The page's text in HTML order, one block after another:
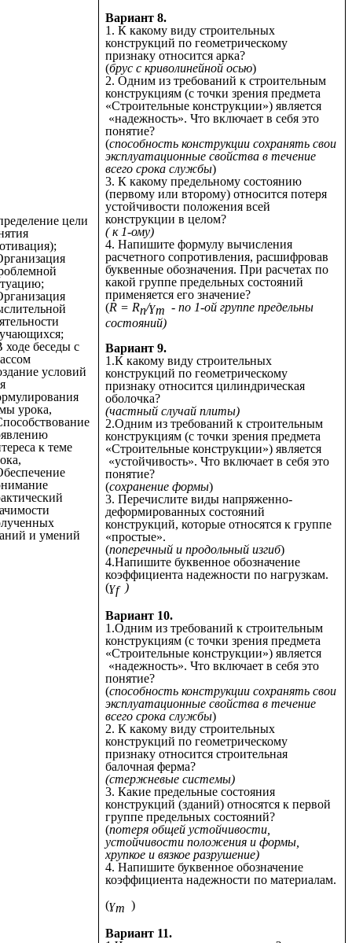
Вариант 8.
1. К какому виду строительных
конструкций по геометрическому
признаку относится арка?
(брус с криволинейной осью)
2. Одним из требований к строительным
конструкциям (с точки зрения предмета
«Строительные конструкции») является
«надежность». Что включает в себя это
понятие?
(способность конструкции сохранять свои
эксплуатационные свойства в течение
всего срока службы)
3. К какому предельному состоянию
(первому или второму) относится потеря
устойчивости положения всей
конструкции в целом?
( к 1-ому)
4. Напишите формулу вычисления
расчетного сопротивления, расшифровав
буквенные обозначения. При расчетах по
какой группе предельных состояний
применяется его значение?
(R = Rn/ɣm - по 1-ой группе предельны
состояний)
Вариант 9.
1.К какому виду строительных
конструкций по геометрическому
признаку относится цилиндрическая
оболочка?
(частный случай плиты)
2.Одним из требований к строительным
конструкциям (с точки зрения предмета
«Строительные конструкции») является
«устойчивость». Что включает в себя это
понятие?
(сохранение формы)
3. Перечислите виды напряженно-
деформированных состояний
конструкций, которые относятся к группе
«простые».
(поперечный и продольный изгиб)
4.Напишите буквенное обозначение
коэффициента надежности по нагрузкам.
(ɣf )
Вариант 10.
1.Одним из требований к строительным
конструкциям (с точки зрения предмета
«Строительные конструкции») является
«надежность». Что включает в себя это
понятие?
(способность конструкции сохранять свои
эксплуатационные свойства в течение
всего срока службы)
2. К какому виду строительных
конструкций по геометрическому
признаку относится строительная
балочная ферма?
(стержневые системы)
3. Какие предельные состояния
конструкций (зданий) относятся к первой
группе предельных состояний?
(потеря общей устойчивости,
устойчивости положения и формы,
хрупкое и вязкое разрушение)
4. Напишите буквенное обозначение
коэффициента надежности по материалам.
(ɣm )
Вариант 11.
цели
ходе беседы с
условий
урока,
к теме
и умений